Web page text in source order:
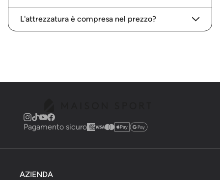
L'attrezzatura è compresa nel prezzo?
Pagamento sicuro
AZIENDA